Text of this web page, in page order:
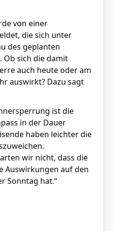
von einer
die sich unter
des geplanten
Ob sich die damit
auch heute oder am
auswirkt? Dazu sagt
ist die
in der Dauer
haben leichter die
wir nicht, dass die
Auswirkungen auf den
Sonntag hat.“